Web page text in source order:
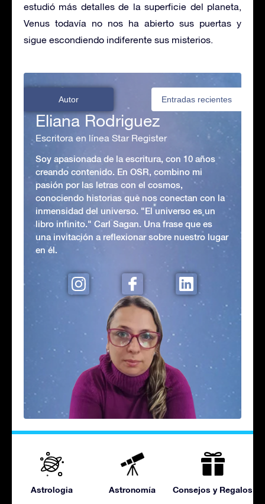
estudió más detalles de la superficie del planeta,
Venus todavía no nos ha abierto sus puertas y
sigue escondiendo indiferente sus misterios.
Autor Entradas recientes
Eliana Rodriguez
Escritora en línea Star Register
Soy apasionada de la escritura, con 10 años
creando contenido. En OSR, combino mi
pasión por las letras con el cosmos,
conociendo historias que nos conectan con la
inmensidad del universo. "El universo es un
libro infinito." Carl Sagan. Una frase que es
una invitación a reflexionar sobre nuestro lugar
en él.
Astrologia Astronomía Consejos y Regalos